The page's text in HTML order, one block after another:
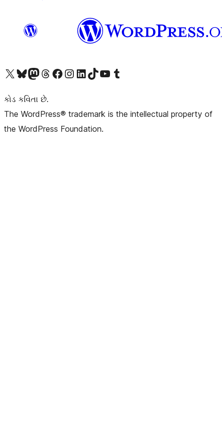
અમારા X (અગાઉ ટ્વિટર) એકાઉન્ટની મુલાકાત લોઅમારા Bluesky એકાઉન્ટની મુલાકાત લોઅમારા માસ્ટોડોન એકાઉન્ટની મુલાકાત લોઅમારા Threads એકાઉન્ટની મુલાકાત લો અમારા ફેસબુક પેજની મુલાકાત લોઅમારા ઇન્સ્ટાગ્રામ એકાઉન્ટની મુલાકાત લો અમારા LinkedIn એકાઉન્ટની મુલાકાત લોઅમારા TikTok એકાઉન્ટની મુલાકાત લોઅમારી YouTube ચેનલની મુલાકાત લો અમારા Tumblr એકાઉન્ટની મુલાકાત લો
કોડ કવિતા છે.
The WordPress® trademark is the intellectual property of
the WordPress Foundation.